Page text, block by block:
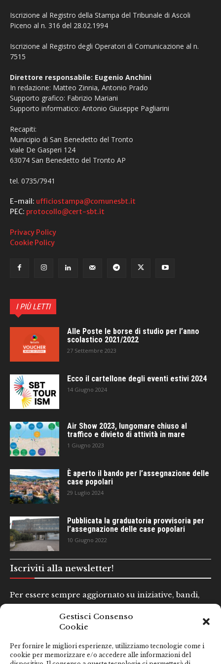
Gestisci Consenso
Cookie
Per fornire le migliori esperienze, utilizziamo tecnologie come i
cookie per memorizzare e/o accedere alle informazioni del
Iscrizione al Registro della Stampa del Tribunale di Ascoli
Piceno al n. 316 del 28.02.1994
Iscrizione al Registro degli Operatori di Comunicazione al n.
7515
Direttore responsabile: Eugenio Anchini
In redazione: Matteo Zinnia, Antonio Prado
Supporto grafico: Fabrizio Mariani
Supporto informatico: Antonio Giuseppe Pagliarini
Recapiti:
Municipio di San Benedetto del Tronto
viale De Gasperi 124
63074 San Benedetto del Tronto AP
tel. 0735/7941
E-mail: ufficiostampa@comunesbt.it
PEC: protocollo@cert-sbt.it
Privacy Policy
Cookie Policy
I PIÙ LETTI
Alle Poste le borse di studio per l’anno
scolastico 2021/2022
27 Settembre 2023
Ecco il cartellone degli eventi estivi 2024
14 Giugno 2024
Air Show 2023, lungomare chiuso al
traffico e divieto di attività in mare
1 Giugno 2023
È aperto il bando per l’assegnazione delle
case popolari
29 Luglio 2024
Pubblicata la graduatoria provvisoria per
l’assegnazione delle case popolari
10 Giugno 2022
Iscriviti alla newsletter!
Per essere sempre aggiornato su iniziative, bandi,